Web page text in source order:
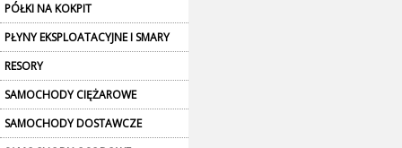
PÓŁKI NA KOKPIT
PŁYNY EKSPLOATACYJNE I SMARY
RESORY
SAMOCHODY CIĘŻAROWE
SAMOCHODY DOSTAWCZE